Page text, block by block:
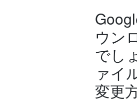
ウン
でし
ァイ
変更